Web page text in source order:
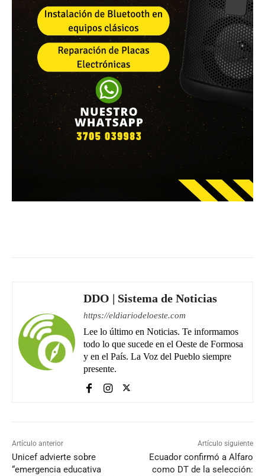
DDO | Sistema de Noticias
https://eldiariodeloeste.com
Lee lo último en Noticias. Te informamos
todo lo que sucede en el Oeste de Formosa
y en el País. La Voz del Pueblo siempre
presente.
Artículo anterior
Unicef advierte sobre
“emergencia educativa
Artículo siguiente
Ecuador confirmó a Alfaro
como DT de la selección: